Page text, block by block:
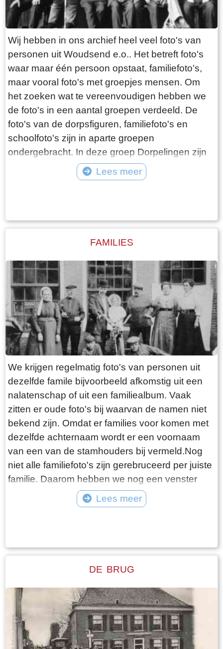
Wij hebben in ons archief heel veel foto's van
personen uit Woudsend e.o.. Het betreft foto's
waar maar één persoon opstaat, familiefoto's,
maar vooral foto's met groepjes mensen. Om
het zoeken wat te vereenvoudigen hebben we
de foto's in een aantal groepen verdeeld. De
foto's van de dorpsfiguren, familiefoto's en
schoolfoto's zijn in aparte groepen
ondergebracht. In deze groep Dorpelingen zijn
de overige foto's opgenomen, waaronder twee
speciale groepen, namelijk de lotelingen en de
kan dit beter met de zoekfunctie die in de
daar dan getoond.
Lees meer
FAMILIES
We krijgen regelmatig foto's van personen uit
dezelfde famile bijvoorbeeld afkomstig uit een
nalatenschap of uit een familiealbum. Vaak
zitten er oude foto's bij waarvan de namen niet
bekend zijn. Omdat er families voor komen met
dezelfde achternaam wordt er een voornaam
van een van de stamhouders bij vermeld.Nog
niet alle familiefoto's zijn gerebruceerd per juiste
familie. Daarom hebben we nog een venster
"Diverse families". Bijgaande foto is van familie
Lees meer
DE BRUG